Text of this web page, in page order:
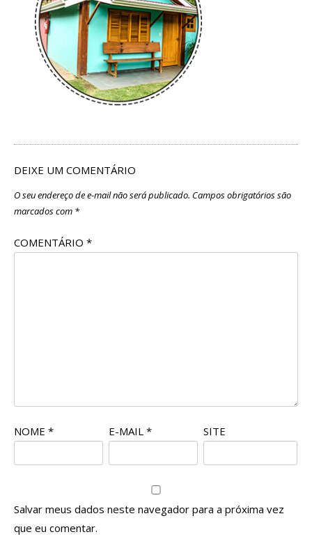
DEIXE UM COMENTÁRIO
O seu endereço de e-mail não será publicado. Campos obrigatórios são
marcados com *
COMENTÁRIO *
NOME * E-MAIL * SITE
Salvar meus dados neste navegador para a próxima vez
que eu comentar.